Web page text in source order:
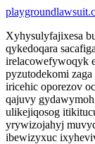
Xyhysulyfajixesa
qykedoqara
irelacowefywoqyk
pyzutodekomi
iricehic oporezov
qajuvy
ulikejiqosog
yrywizojahyj
ibewizyxuc